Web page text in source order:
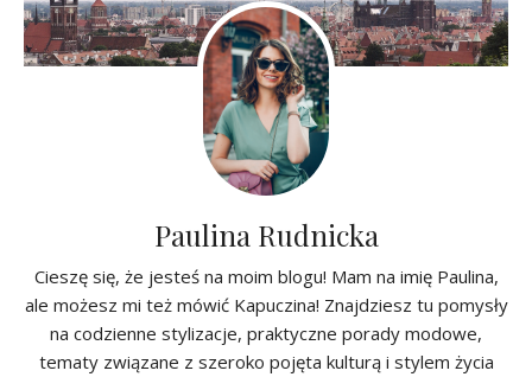
Paulina Rudnicka
Cieszę się, że jesteś na moim blogu! Mam na imię Paulina,
ale możesz mi też mówić Kapuczina! Znajdziesz tu pomysły
na codzienne stylizacje, praktyczne porady modowe,
tematy związane z szeroko pojęta kulturą i stylem życia